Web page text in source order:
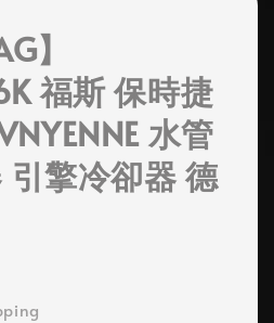
】
福斯 保時捷
水管
擎冷卻器 德